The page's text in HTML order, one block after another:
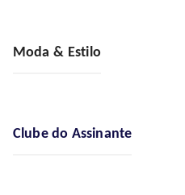
Moda & Estilo
Clube do Assinante